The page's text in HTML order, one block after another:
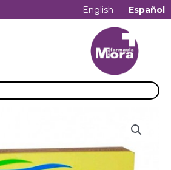
English Español